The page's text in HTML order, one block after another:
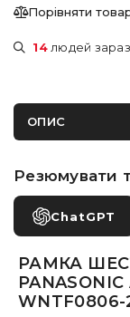
Порівняти
14людей
ОПИС
Резюмувати
ChatGPT
РАМКА
WNTF0806-